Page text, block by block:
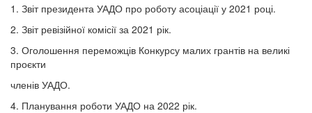
1. Звіт президента УАДО про роботу асоціації у 2021 році.
2. Звіт ревізійної комісії за 2021 рік.
3. Оголошення переможців Конкурсу малих грантів на великі
проєкти
членів УАДО.
4. Планування роботи УАДО на 2022 рік.